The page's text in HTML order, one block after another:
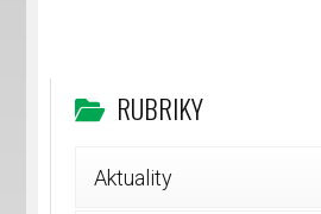
RUBRIKY
Aktuality